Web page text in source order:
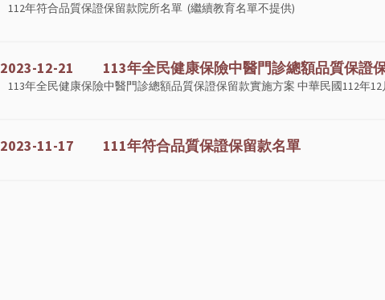
112年符合品質保證保留款院所名單 (繼續教育名單不提供)
2023-12-21 113年全民健康保險中醫門診總額品質保證
113年全民健康保險中醫門診總額品質保證保留款實施方案 中華民國112年
2023-11-17 111年符合品質保證保留款名單